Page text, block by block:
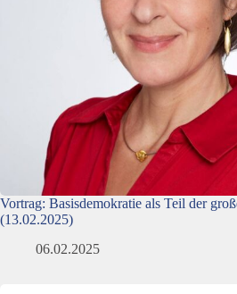
Vortrag: Basisdemokratie als Teil der
(13.02.2025)
06.02.2025